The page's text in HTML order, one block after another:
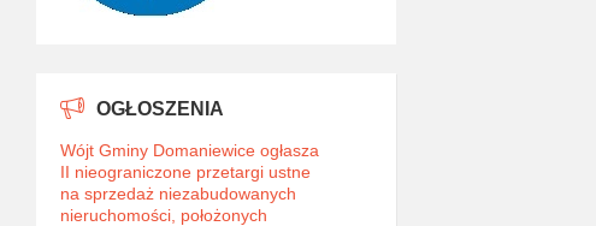
OGŁOSZENIA
Wójt Gminy Domaniewice ogłasza
II nieograniczone przetargi ustne
na sprzedaż niezabudowanych
nieruchomości, położonych